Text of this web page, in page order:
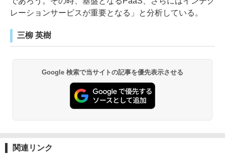
レーションサービスが重要となる」と分析している。
三柳 英樹
Google 検索で当サイトの記事を優先表示させる
関連リンク